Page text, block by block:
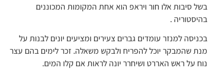
בשל סיבות אלו חור ויראפ הוא אחת המקומות המכוננים
בהיסטוריה .
בכניסה למנזר עומדים גברים צעירים ומציעים יונים לבנות על
מנת שהמבקר יוכל להפריח ולבקש משאלה. זכר לימים בהם עצר
נוח על ראש האררט ושיחרר יונה לראות אם קלו המים.